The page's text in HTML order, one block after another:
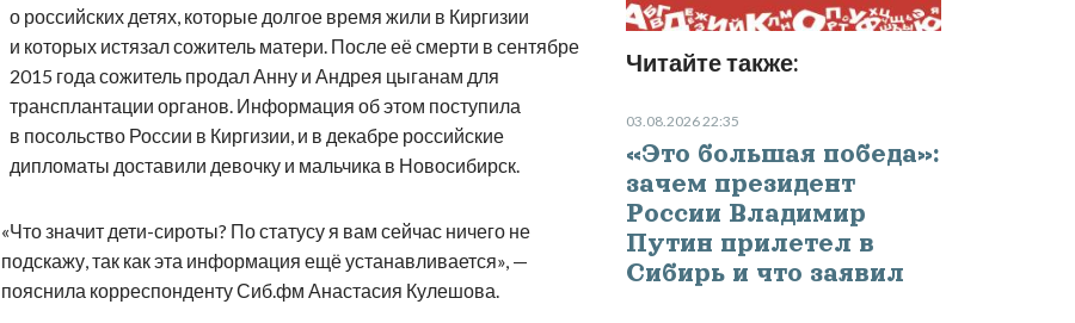
о российских детях, которые долгое время жили в Киргизии
и которых истязал сожитель матери. После её смерти в сентябре
2015 года сожитель продал Анну и Андрея цыганам для
трансплантации органов. Информация об этом поступила
в посольство России в Киргизии, и в декабре российские
дипломаты доставили девочку и мальчика в Новосибирск.
«Что значит дети-сироты? По статусу я вам сейчас ничего не
подскажу, так как эта информация ещё устанавливается», —
пояснила корреспонденту Сиб.фм Анастасия Кулешова.
Читайте также:
03.08.2026 22:35
«Это большая победа»:
зачем президент
России Владимир
Путин прилетел в
Сибирь и что заявил